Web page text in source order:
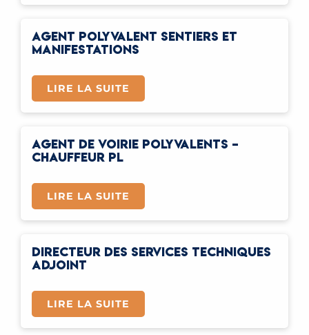
AGENT POLYVALENT SENTIERS ET
MANIFESTATIONS
LIRE LA SUITE
AGENT DE VOIRIE POLYVALENTS –
CHAUFFEUR PL
LIRE LA SUITE
DIRECTEUR DES SERVICES TECHNIQUES
ADJOINT
LIRE LA SUITE